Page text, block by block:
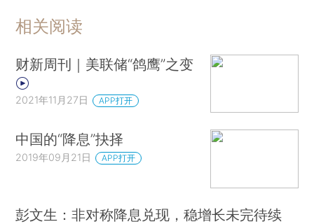
相关阅读
财新周刊｜美联储“鸽鹰”之变
2021年11月27日 APP打开
中国的“降息”抉择
2019年09月21日 APP打开
彭文生：非对称降息兑现，稳增长未完待续